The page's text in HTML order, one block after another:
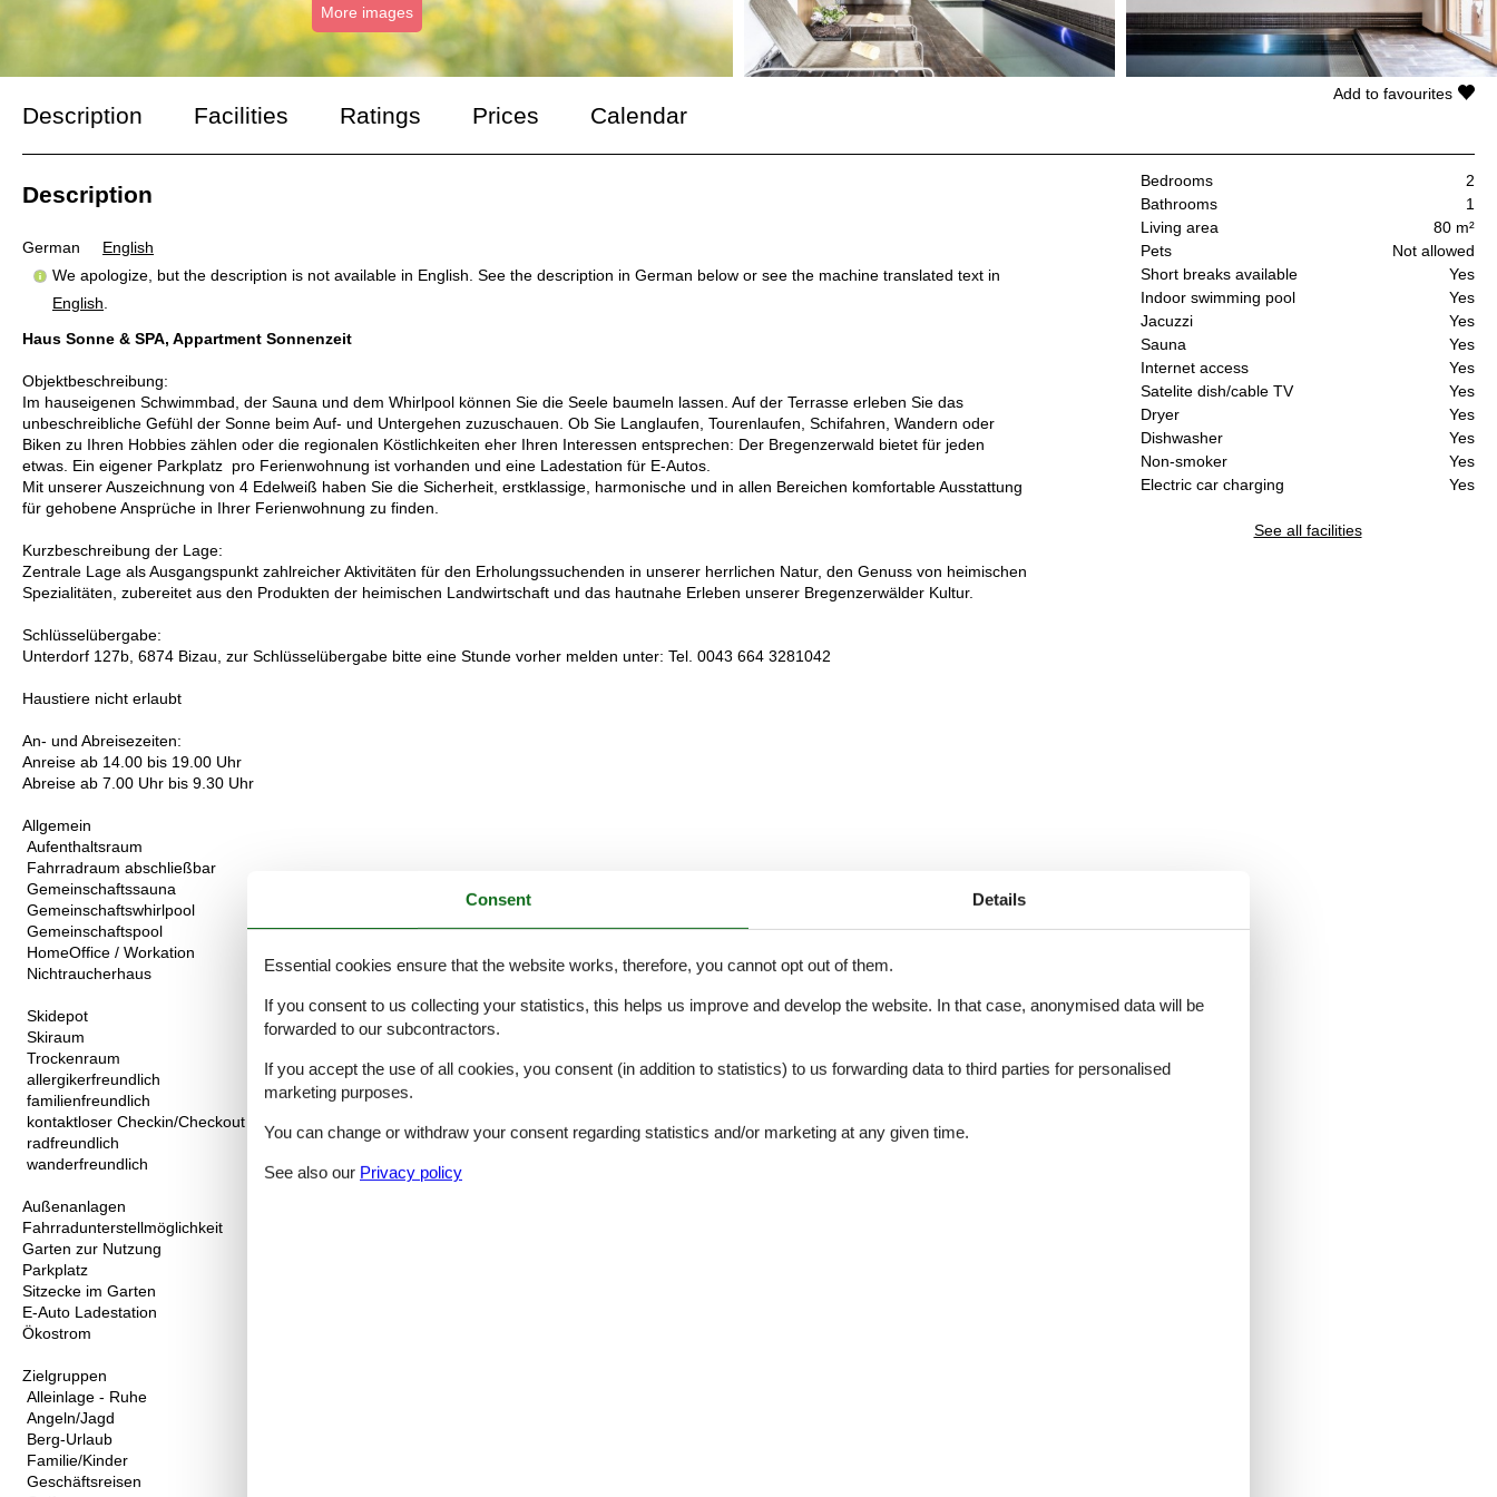
More images
Description Facilities Ratings Prices Calendar
Bedrooms
2
Bathrooms
1
Living area
80 m²
Pets
Not allowed
Short breaks available
Yes
Indoor swimming pool
Yes
Jacuzzi
Yes
Sauna
Yes
Internet access
Yes
Satelite dish/cable TV
Yes
Dryer
Yes
Dishwasher
Yes
Non-smoker
Yes
Electric car charging
Yes
See all facilities
Add to favourites
Description
German
English
We apologize, but the description is not available in English. See the description in German below or see the machine translated text in
English.
Haus Sonne & SPA, Appartment Sonnenzeit
Objektbeschreibung:
Im hauseigenen Schwimmbad, der Sauna und dem Whirlpool können Sie die Seele baumeln lassen. Auf der Terrasse erleben Sie das
unbeschreibliche Gefühl der Sonne beim Auf- und Untergehen zuzuschauen. Ob Sie Langlaufen, Tourenlaufen, Schifahren, Wandern oder
Biken zu Ihren Hobbies zählen oder die regionalen Köstlichkeiten eher Ihren Interessen entsprechen: Der Bregenzerwald bietet für jeden
etwas. Ein eigener Parkplatz pro Ferienwohnung ist vorhanden und eine Ladestation für E-Autos.
Mit unserer Auszeichnung von 4 Edelweiß haben Sie die Sicherheit, erstklassige, harmonische und in allen Bereichen komfortable Ausstattung
für gehobene Ansprüche in Ihrer Ferienwohnung zu finden.
Kurzbeschreibung der Lage:
Zentrale Lage als Ausgangspunkt zahlreicher Aktivitäten für den Erholungssuchenden in unserer herrlichen Natur, den Genuss von heimischen
Spezialitäten, zubereitet aus den Produkten der heimischen Landwirtschaft und das hautnahe Erleben unserer Bregenzerwälder Kultur.
Schlüsselübergabe:
Unterdorf 127b, 6874 Bizau, zur Schlüsselübergabe bitte eine Stunde vorher melden unter: Tel. 0043 664 3281042
Haustiere nicht erlaubt
An- und Abreisezeiten:
Anreise ab 14.00 bis 19.00 Uhr
Abreise ab 7.00 Uhr bis 9.30 Uhr
Allgemein
Aufenthaltsraum
Fahrradraum abschließbar
Gemeinschaftssauna
Gemeinschaftswhirlpool
Gemeinschaftspool
HomeOffice / Workation
Nichtraucherhaus
Skidepot
Skiraum
Trockenraum
allergikerfreundlich
familienfreundlich
kontaktloser Checkin/Checkout
radfreundlich
wanderfreundlich
Außenanlagen
Fahrradunterstellmöglichkeit
Garten zur Nutzung
Parkplatz
Sitzecke im Garten
E-Auto Ladestation
Ökostrom
Zielgruppen
Alleinlage - Ruhe
Angeln/Jagd
Berg-Urlaub
Familie/Kinder
Geschäftsreisen
Consent Details
Essential cookies ensure that the website works, therefore, you cannot opt out of them.
If you consent to us collecting your statistics, this helps us improve and develop the website. In that case, anonymised data will be
forwarded to our subcontractors.
If you accept the use of all cookies, you consent (in addition to statistics) to us forwarding data to third parties for personalised
marketing purposes.
You can change or withdraw your consent regarding statistics and/or marketing at any given time.
See also our Privacy policy